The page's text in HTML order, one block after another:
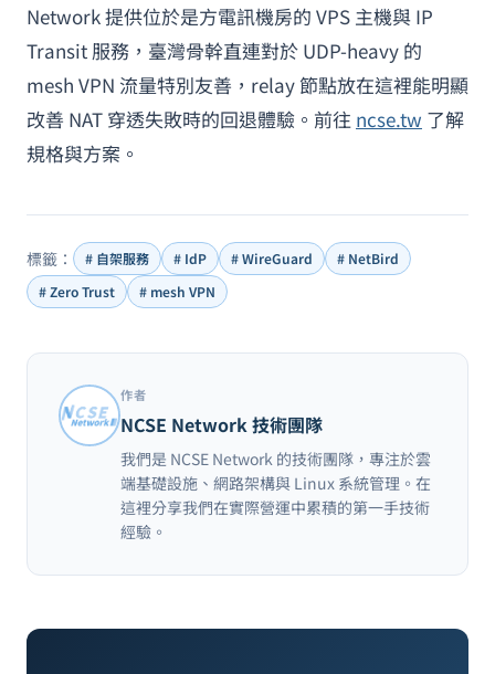
Network 提供位於是方電訊機房的 VPS 主機與 IP
Transit 服務，臺灣骨幹直連對於 UDP-heavy 的
mesh VPN 流量特別友善，relay 節點放在這裡能明顯
改善 NAT 穿透失敗時的回退體驗。前往 ncse.tw 了解
規格與方案。
標籤： # 自架服務 # IdP # WireGuard
# NetBird
# Zero Trust
# mesh VPN
作者
NCSE Network 技術團隊
我們是 NCSE Network 的技術團隊，專注於雲
端基礎設施、網路架構與 Linux 系統管理。在
這裡分享我們在實際營運中累積的第一手技術
經驗。